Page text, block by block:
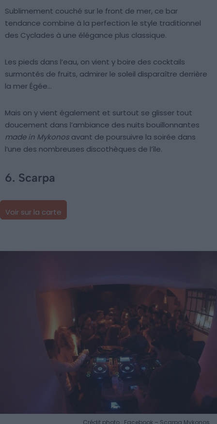
Sublimement couché sur le front de mer, ce bar
tendance combine à la perfection le style traditionnel
des Cyclades à une élégance plus classique.
Les pieds dans l’eau, on vient y boire des cocktails
surmontés de fruits, admirer le soleil disparaître derrière
la mer Égée…
Mais on y vient également et surtout se glisser tout
doucement dans l’ambiance des nuits bouillonnantes
made in Mykonos avant de poursuivre la soirée dans
l’une des nombreuses discothèques de l’île.
6. Scarpa
Voir sur la carte